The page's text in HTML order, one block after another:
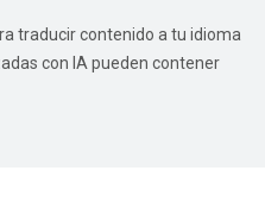
traducir contenido a tu idioma
con IA pueden contener